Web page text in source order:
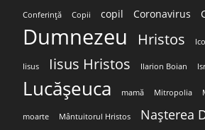
Conferință Copii copil Coronavirus
Dumnezeu Hristos
Iisus Iisus Hristos Ilarion Boian
Lucășeuca mamă Mitropolia
moarte Mântuitorul Hristos Nașterea